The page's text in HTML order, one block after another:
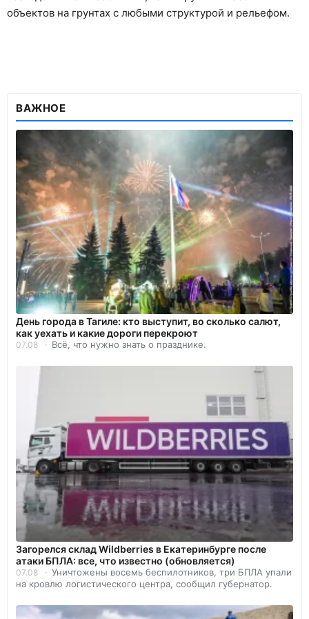
объектов на грунтах с любыми структурой и рельефом.
ВАЖНОЕ
День города в Тагиле: кто выступит, во сколько салют,
как уехать и какие дороги перекроют
07.08 Всё, что нужно знать о празднике.
Загорелся склад Wildberries в Екатеринбурге после
атаки БПЛА: все, что известно (обновляется)
07.08
Уничтожены восемь беспилотников, три БПЛА упали
на кровлю логистического центра, сообщил губернатор.